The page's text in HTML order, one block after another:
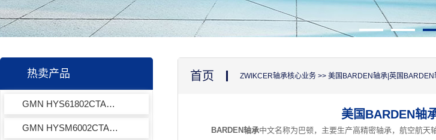
热卖产品
GMN HYS61802CTAHG轴承
GMN HYSM6002CTAP2+轴承
首页 ZWIKCER轴承核心业务>> 美国BARDEN轴承|英国
美国BARDEN轴
BARDEN轴承中文名称为巴顿，主要生产高精密轴承，航空航天